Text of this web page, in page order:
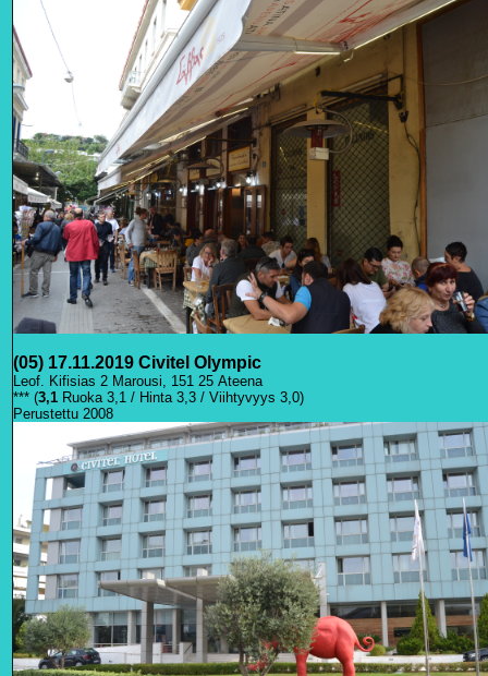
(05) 17.11.2019 Civitel Olympic
Leof. Kifisias 2 Marousi, 151 25 Ateena
*** (3,1 Ruoka 3,1 / Hinta 3,3 / Viihtyvyys 3,0)
Perustettu 2008